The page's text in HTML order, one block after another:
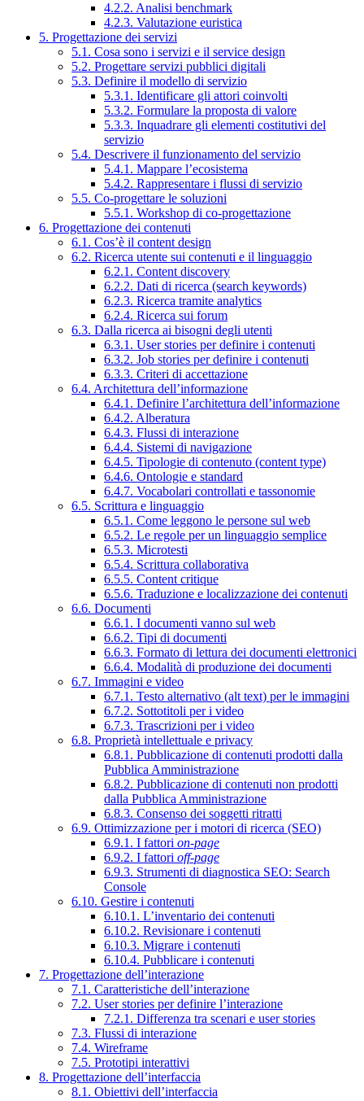
4.2.2. Analisi benchmark
4.2.3. Valutazione euristica
5. Progettazione dei servizi
5.1. Cosa sono i servizi e il service design
5.2. Progettare servizi pubblici digitali
5.3. Definire il modello di servizio
5.3.1. Identificare gli attori coinvolti
5.3.2. Formulare la proposta di valore
5.3.3. Inquadrare gli elementi costitutivi del
servizio
5.4. Descrivere il funzionamento del servizio
5.4.1. Mappare l’ecosistema
5.4.2. Rappresentare i flussi di servizio
5.5. Co-progettare le soluzioni
5.5.1. Workshop di co-progettazione
6. Progettazione dei contenuti
6.1. Cos’è il content design
6.2. Ricerca utente sui contenuti e il linguaggio
6.2.1. Content discovery
6.2.2. Dati di ricerca (search keywords)
6.2.3. Ricerca tramite analytics
6.2.4. Ricerca sui forum
6.3. Dalla ricerca ai bisogni degli utenti
6.3.1. User stories per definire i contenuti
6.3.2. Job stories per definire i contenuti
6.3.3. Criteri di accettazione
6.4. Architettura dell’informazione
6.4.1. Definire l’architettura dell’informazione
6.4.2. Alberatura
6.4.3. Flussi di interazione
6.4.4. Sistemi di navigazione
6.4.5. Tipologie di contenuto (content type)
6.4.6. Ontologie e standard
6.4.7. Vocabolari controllati e tassonomie
6.5. Scrittura e linguaggio
6.5.1. Come leggono le persone sul web
6.5.2. Le regole per un linguaggio semplice
6.5.3. Microtesti
6.5.4. Scrittura collaborativa
6.5.5. Content critique
6.5.6. Traduzione e localizzazione dei contenuti
6.6. Documenti
6.6.1. I documenti vanno sul web
6.6.2. Tipi di documenti
6.6.3. Formato di lettura dei documenti elettronici
6.6.4. Modalità di produzione dei documenti
6.7. Immagini e video
6.7.1. Testo alternativo (alt text) per le immagini
6.7.2. Sottotitoli per i video
6.7.3. Trascrizioni per i video
6.8. Proprietà intellettuale e privacy
6.8.1. Pubblicazione di contenuti prodotti dalla
Pubblica Amministrazione
6.8.2. Pubblicazione di contenuti non prodotti
dalla Pubblica Amministrazione
6.8.3. Consenso dei soggetti ritratti
6.9. Ottimizzazione per i motori di ricerca (SEO)
6.9.1. I fattori on-page
6.9.2. I fattori off-page
6.9.3. Strumenti di diagnostica SEO: Search
Console
6.10. Gestire i contenuti
6.10.1. L’inventario dei contenuti
6.10.2. Revisionare i contenuti
6.10.3. Migrare i contenuti
6.10.4. Pubblicare i contenuti
7. Progettazione dell’interazione
7.1. Caratteristiche dell’interazione
7.2. User stories per definire l’interazione
7.2.1. Differenza tra scenari e user stories
7.3. Flussi di interazione
7.4. Wireframe
7.5. Prototipi interattivi
8. Progettazione dell’interfaccia
8.1. Obiettivi dell’interfaccia